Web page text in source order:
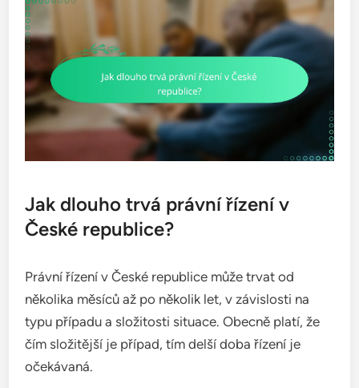
Jak dlouho trvá právní řízení v
České republice?
Právní řízení v České republice může trvat od
několika měsíců až po několik let, v závislosti na
typu případu a složitosti situace. Obecně platí, že
čím složitější je případ, tím delší doba řízení je
očekávaná.